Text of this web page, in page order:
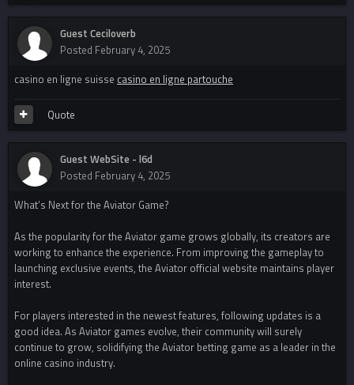
Guest Ceciloverb
Posted February 4, 2025
casino en ligne suisse casino en ligne partouche
Quote
Guest WebSite - l6d
Posted February 4, 2025
What’s Next for the Aviator Game?
As the popularity for the Aviator game grows globally, its creators are
working to enhance the experience. From improving the gameplay to
launching exclusive events, the Aviator official website maintains player
interest.
For players interested in the newest features, following updates is a
good idea. As Aviator games evolve, their community will surely
continue to grow, solidifying the Aviator betting game as a leader in the
online casino industry.